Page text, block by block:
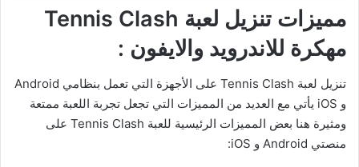
مميزات تنزيل لعبة Tennis Clash
مهكرة للاندرويد والايفون :
تنزيل لعبة Tennis Clash على الأجهزة التي تعمل بنظامي Android
و iOS يأتي مع العديد من المميزات التي تجعل تجربة اللعبة ممتعة
ومثيرة هنا بعض المميزات الرئيسية للعبة Tennis Clash على
منصتي Android و iOS: